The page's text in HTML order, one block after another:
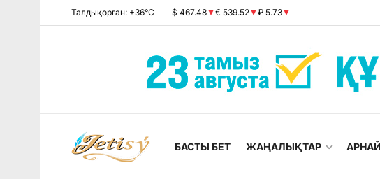
Талдықорған: +36°C $ 467.48 € 539.52 ₽ 5.73
БАСТЫ БЕТ ЖАҢАЛЫҚТАР